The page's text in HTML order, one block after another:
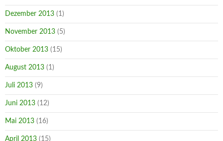
Dezember 2013 (1)
November 2013 (5)
Oktober 2013 (15)
August 2013 (1)
Juli 2013 (9)
Juni 2013 (12)
Mai 2013 (16)
April 2013 (15)